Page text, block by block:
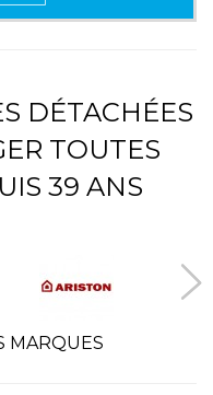
DÉTACHÉES
TOUTES
39 ANS
MARQUES